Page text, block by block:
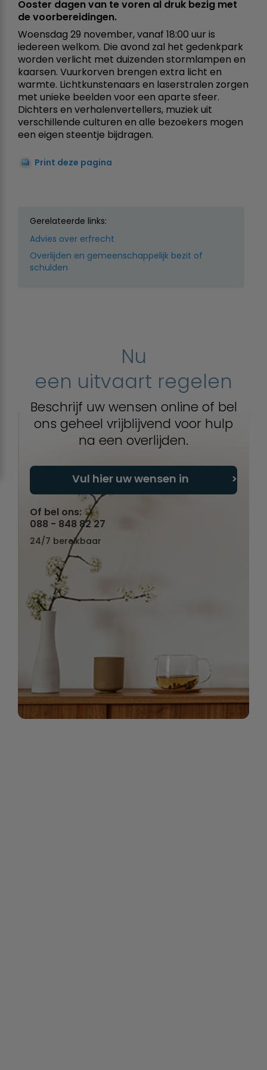
Ooster dagen van te voren al druk bezig met
de voorbereidingen.
Woensdag 29 november, vanaf 18:00 uur is
iedereen welkom. Die avond zal het gedenkpark
worden verlicht met duizenden stormlampen en
kaarsen. Vuurkorven brengen extra licht en
warmte. Lichtkunstenaars en laserstralen zorgen
met unieke beelden voor een aparte sfeer.
Dichters en verhalenvertellers, muziek uit
verschillende culturen en alle bezoekers mogen
een eigen steentje bijdragen.
Print deze pagina
Gerelateerde links:
Advies over erfrecht
Overlijden en gemeenschappelijk bezit of
schulden
Nu
een uitvaart regelen
Beschrijf uw wensen online of bel
ons geheel vrijblijvend voor hulp
na een overlijden.
Vul hier uw wensen in
Of bel ons:
088 - 848 82 27
24/7 bereikbaar